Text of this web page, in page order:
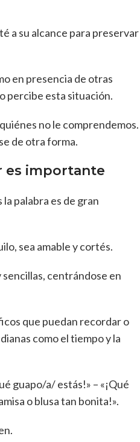
a su alcance para preservar
en presencia de otras
percibe esta situación.
no le comprendemos.
de otra forma.
es importante
palabra es de gran
sea amable y cortés.
centrándose en
que puedan recordar o
como el tiempo y la
guapo/a/ estás!» – «¡Qué
o blusa tan bonita!».